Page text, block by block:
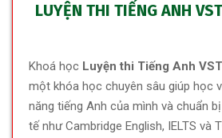
LUYỆN THI TIẾNG ANH
Khoá học Luyện thi Tiếng Anh
một khóa học chuyên sâu giúp học
năng tiếng Anh của mình và chuẩn
tế như Cambridge English, IELTS và